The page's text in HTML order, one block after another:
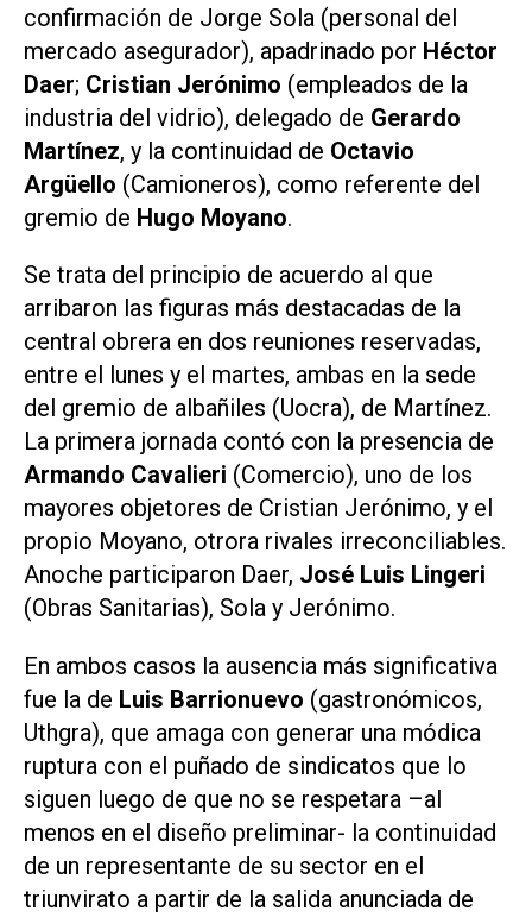
confirmación de Jorge Sola (personal del
mercado asegurador), apadrinado por Héctor
Daer; Cristian Jerónimo (empleados de la
industria del vidrio), delegado de Gerardo
Martínez, y la continuidad de Octavio
Argüello (Camioneros), como referente del
gremio de Hugo Moyano.
Se trata del principio de acuerdo al que
arribaron las figuras más destacadas de la
central obrera en dos reuniones reservadas,
entre el lunes y el martes, ambas en la sede
del gremio de albañiles (Uocra), de Martínez.
La primera jornada contó con la presencia de
Armando Cavalieri (Comercio), uno de los
mayores objetores de Cristian Jerónimo, y el
propio Moyano, otrora rivales irreconciliables.
Anoche participaron Daer, José Luis Lingeri
(Obras Sanitarias), Sola y Jerónimo.
En ambos casos la ausencia más significativa
fue la de Luis Barrionuevo (gastronómicos,
Uthgra), que amaga con generar una módica
ruptura con el puñado de sindicatos que lo
siguen luego de que no se respetara –al
menos en el diseño preliminar- la continuidad
de un representante de su sector en el
triunvirato a partir de la salida anunciada de